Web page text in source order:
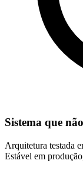
Sistema que
Arquitetura testada
Estável em